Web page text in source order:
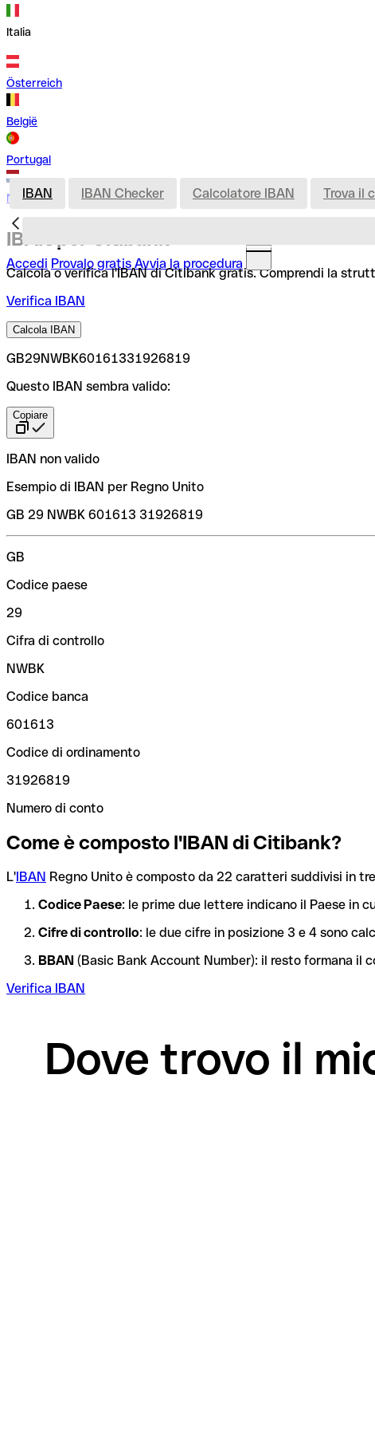
Italia
Österreich
België
Portugal
Nederland
Accedi Provalo gratis Avvia la procedura
IBAN IBAN Checker Calcolatore IBAN Trova il
IBAN per Citibank
Calcola o verifica l'IBAN di Citibank gratis. Comprendi la
Verifica IBAN
Calcola IBAN
GB29NWBK60161331926819
Questo IBAN sembra valido:
Copiare
IBAN non valido
Esempio di IBAN per Regno Unito
GB 29 NWBK 601613 31926819
GB
Codice paese
29
Cifra di controllo
NWBK
Codice banca
601613
Codice di ordinamento
31926819
Numero di conto
Come è composto l'IBAN di Citibank?
L'IBAN Regno Unito è composto da 22 caratteri suddivisi in
Codice Paese: le prime due lettere indicano il Paese in
Cifre di controllo: le due cifre in posizione 3 e 4 sono
BBAN (Basic Bank Account Number): il resto formana il
Verifica IBAN
Dove trovo il